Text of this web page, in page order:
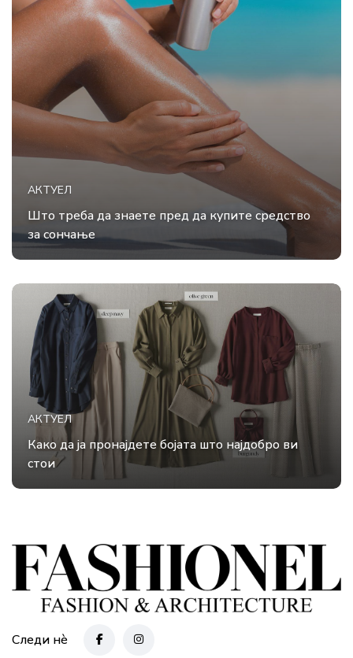
АКТУЕЛ
Што треба да знаете пред да купите средство
за сончање
АКТУЕЛ
Како да ја пронајдете бојата што најдобро ви
стои
Следи нè